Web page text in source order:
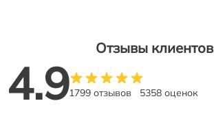
Отзывы клиентов
4.91799 отзывов 5358 оценок